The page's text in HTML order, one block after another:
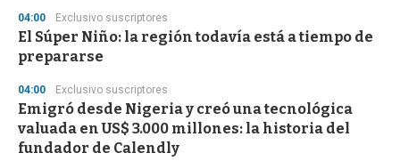
04:00 Exclusivo suscriptores
El Súper Niño: la región todavía está a tiempo de
prepararse
04:00 Exclusivo suscriptores
Emigró desde Nigeria y creó una tecnológica
valuada en US$ 3.000 millones: la historia del
fundador de Calendly